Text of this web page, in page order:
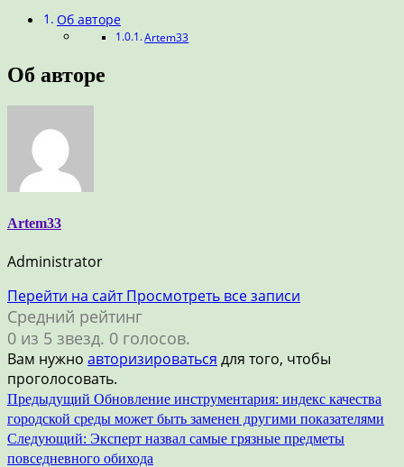
Об авторе
Artem33
Об авторе
Artem33
Administrator
Перейти на сайтПросмотреть все записи
Средний рейтинг
0 из 5 звезд. 0 голосов.
Вам нужно авторизироваться для того, чтобы
проголосовать.
Навигация
по
записям
Предыдущий Обновление инструментария: индекс качества
городской среды может быть заменен другими показателями
Следующий: Эксперт назвал самые грязные предметы
повседневного обихода